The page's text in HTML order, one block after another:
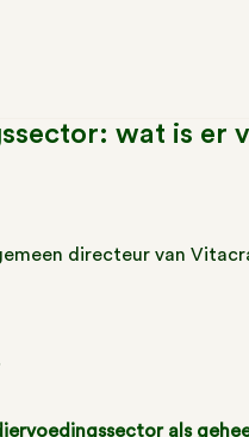
wat is er
directeur van
als